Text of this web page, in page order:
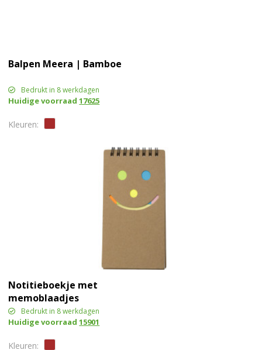
Balpen Meera | Bamboe
Bedrukt in 8 werkdagen
Huidige voorraad17625
Notitieboekje met
memoblaadjes
Bedrukt in 8 werkdagen
Huidige voorraad15901